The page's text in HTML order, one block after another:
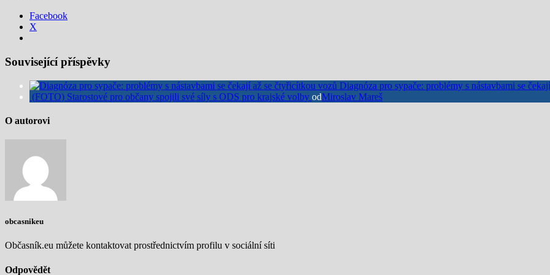
Facebook
X
Související příspěvky
Diagnóza pro sypače: problémy s nástavbami se
(FOTO) Starostové pro občany spojili své síly s ODS pro krajské volby odMiroslav Mareš
O autorovi
obcasnikeu
Občasník.eu můžete kontaktovat prostřednictvím profilu v sociální síti
Odpovědět